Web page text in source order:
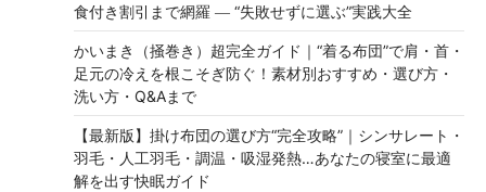
食付き割引まで網羅 ― “失敗せずに選ぶ”実践大全
かいまき（掻巻き）超完全ガイド｜“着る布団”で肩・首・
足元の冷えを根こそぎ防ぐ！素材別おすすめ・選び方・
洗い方・Q&Aまで
【最新版】掛け布団の選び方“完全攻略”｜シンサレート・
羽毛・人工羽毛・調温・吸湿発熱…あなたの寝室に最適
解を出す快眠ガイド